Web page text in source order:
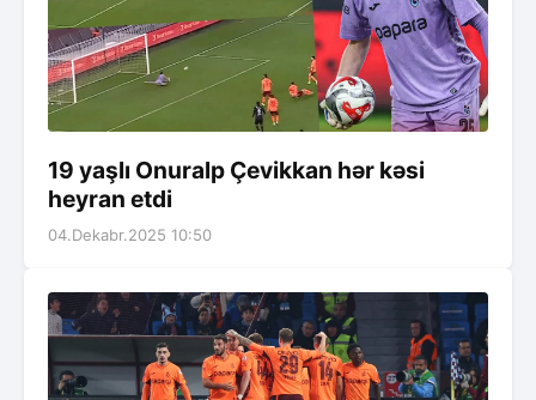
19 yaşlı Onuralp Çevikkan hər kəsi
heyran etdi
04.Dekabr.2025 10:50